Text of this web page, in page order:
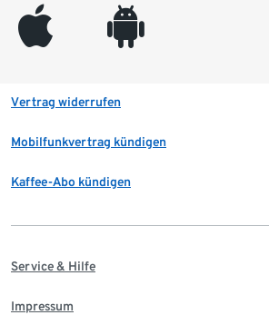
appleinc android
Vertrag widerrufen
Mobilfunkvertrag kündigen
Kaffee-Abo kündigen
Service & Hilfe
Impressum